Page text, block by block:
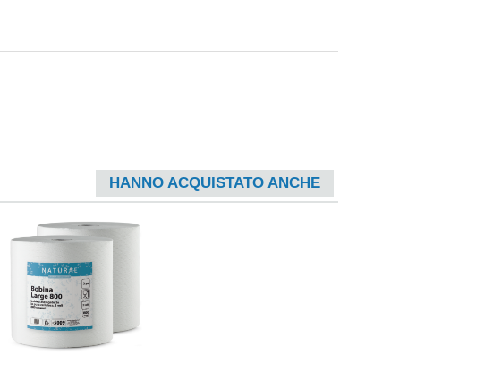
HANNO ACQUISTATO ANCHE